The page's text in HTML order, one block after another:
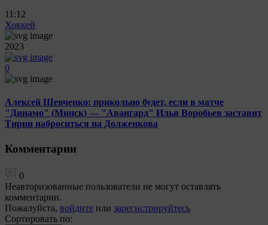
11:12
Хоккей
2023
0
Алексей Шевченко: прикольно будет, если в матче
"Динамо" (Минск) — "Авангард" Илья Воробьев заставит
Тирни наброситься на Долженкова
Комментарии
0
Неавторизованные пользователи не могут оставлять
комментарии.
Пожалуйста, войдите или зарегистрируйтесь
Сортировать по: